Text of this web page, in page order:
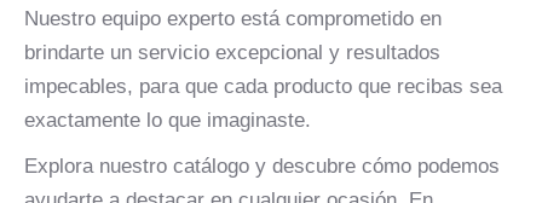
Nuestro equipo experto está comprometido en
brindarte un servicio excepcional y resultados
impecables, para que cada producto que recibas sea
exactamente lo que imaginaste.
Explora nuestro catálogo y descubre cómo podemos